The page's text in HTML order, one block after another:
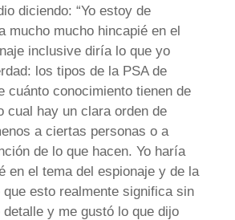
diciendo: “Yo estoy de
mucho mucho hincapié en el
inclusive diría lo que yo
los tipos de la PSA de
cuánto conocimiento tienen de
cual hay un clara orden de
a ciertas personas o a
de lo que hacen. Yo haría
en el tema del espionaje y de la
que esto realmente significa sin
y me gustó lo que dijo